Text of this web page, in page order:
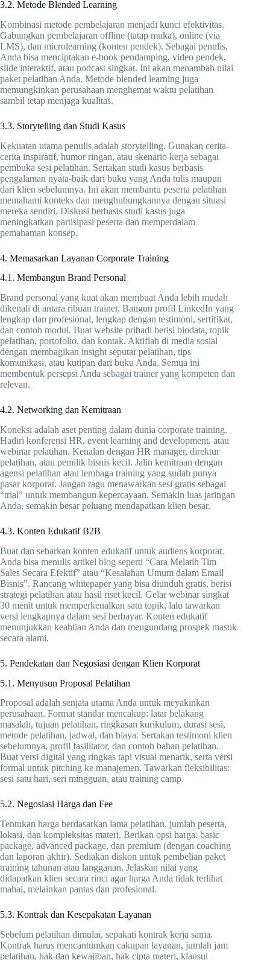
3.2. Metode Blended Learning
Kombinasi metode pembelajaran menjadi kunci efektivitas.
Gabungkan pembelajaran offline (tatap muka), online (via
LMS), dan microlearning (konten pendek). Sebagai penulis,
Anda bisa menciptakan e-book pendamping, video pendek,
slide interaktif, atau podcast singkat. Ini akan menambah nilai
paket pelatihan Anda. Metode blended learning juga
memungkinkan perusahaan menghemat waktu pelatihan
sambil tetap menjaga kualitas.
3.3. Storytelling dan Studi Kasus
Kekuatan utama penulis adalah storytelling. Gunakan cerita-
cerita inspiratif, humor ringan, atau skenario kerja sebagai
pembuka sesi pelatihan. Sertakan studi kasus berbasis
pengalaman nyata-baik dari buku yang Anda tulis maupun
dari klien sebelumnya. Ini akan membantu peserta pelatihan
memahami konteks dan menghubungkannya dengan situasi
mereka sendiri. Diskusi berbasis studi kasus juga
meningkatkan partisipasi peserta dan memperdalam
pemahaman konsep.
4. Memasarkan Layanan Corporate Training
4.1. Membangun Brand Personal
Brand personal yang kuat akan membuat Anda lebih mudah
dikenali di antara ribuan trainer. Bangun profil LinkedIn yang
lengkap dan profesional, lengkap dengan testimoni, sertifikat,
dan contoh modul. Buat website pribadi berisi biodata, topik
pelatihan, portofolio, dan kontak. Aktiflah di media sosial
dengan membagikan insight seputar pelatihan, tips
komunikasi, atau kutipan dari buku Anda. Semua ini
membentuk persepsi Anda sebagai trainer yang kompeten dan
relevan.
4.2. Networking dan Kemitraan
Koneksi adalah aset penting dalam dunia corporate training.
Hadiri konferensi HR, event learning and development, atau
webinar pelatihan. Kenalan dengan HR manager, direktur
pelatihan, atau pemilik bisnis kecil. Jalin kemitraan dengan
agensi pelatihan atau lembaga training yang sudah punya
pasar korporat. Jangan ragu menawarkan sesi gratis sebagai
“trial” untuk membangun kepercayaan. Semakin luas jaringan
Anda, semakin besar peluang mendapatkan klien besar.
4.3. Konten Edukatif B2B
Buat dan sebarkan konten edukatif untuk audiens korporat.
Anda bisa menulis artikel blog seperti “Cara Melatih Tim
Sales Secara Efektif” atau “Kesalahan Umum dalam Email
Bisnis”. Rancang whitepaper yang bisa diunduh gratis, berisi
strategi pelatihan atau hasil riset kecil. Gelar webinar singkat
30 menit untuk memperkenalkan satu topik, lalu tawarkan
versi lengkapnya dalam sesi berbayar. Konten edukatif
menunjukkan keahlian Anda dan mengundang prospek masuk
secara alami.
5. Pendekatan dan Negosiasi dengan Klien Korporat
5.1. Menyusun Proposal Pelatihan
Proposal adalah senjata utama Anda untuk meyakinkan
perusahaan. Format standar mencakup: latar belakang
masalah, tujuan pelatihan, ringkasan kurikulum, durasi sesi,
metode pelatihan, jadwal, dan biaya. Sertakan testimoni klien
sebelumnya, profil fasilitator, dan contoh bahan pelatihan.
Buat versi digital yang ringkas tapi visual menarik, serta versi
formal untuk pitching ke manajemen. Tawarkan fleksibilitas:
sesi satu hari, seri mingguan, atau training camp.
5.2. Negosiasi Harga dan Fee
Tentukan harga berdasarkan lama pelatihan, jumlah peserta,
lokasi, dan kompleksitas materi. Berikan opsi harga: basic
package, advanced package, dan premium (dengan coaching
dan laporan akhir). Sediakan diskon untuk pembelian paket
training tahunan atau langganan. Jelaskan nilai yang
didapatkan klien secara rinci agar harga Anda tidak terlihat
mahal, melainkan pantas dan profesional.
5.3. Kontrak dan Kesepakatan Layanan
Sebelum pelatihan dimulai, sepakati kontrak kerja sama.
Kontrak harus mencantumkan cakupan layanan, jumlah jam
pelatihan, hak dan kewajiban, hak cipta materi, klausul